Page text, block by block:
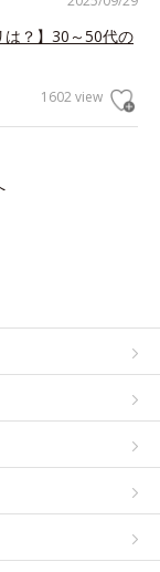
は？】30～50代の
1602 view